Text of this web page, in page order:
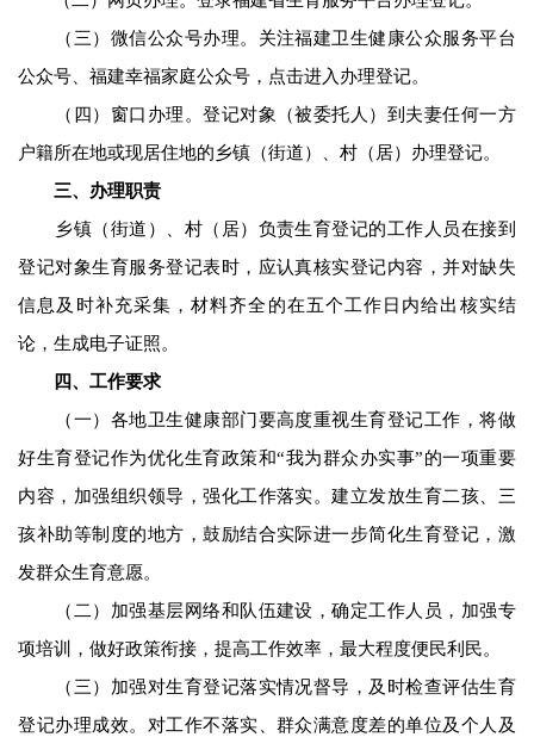
（三）微信公众号办理。关注福建卫生健康公众服务平台
公众号、福建幸福家庭公众号，点击进入办理登记。
（四）窗口办理。登记对象（被委托人）到夫妻任何一方
户籍所在地或现居住地的乡镇（街道）、村（居）办理登记。
三、办理职责
乡镇（街道）、村（居）负责生育登记的工作人员在接到
登记对象生育服务登记表时，应认真核实登记内容，并对缺失
信息及时补充采集，材料齐全的在五个工作日内给出核实结
论，生成电子证照。
四、工作要求
（一）各地卫生健康部门要高度重视生育登记工作，将做
好生育登记作为优化生育政策和“我为群众办实事”的一项重要
内容，加强组织领导，强化工作落实。建立发放生育二孩、三
孩补助等制度的地方，鼓励结合实际进一步简化生育登记，激
发群众生育意愿。
（二）加强基层网络和队伍建设，确定工作人员，加强专
项培训，做好政策衔接，提高工作效率，最大程度便民利民。
（三）加强对生育登记落实情况督导，及时检查评估生育
登记办理成效。对工作不落实、群众满意度差的单位及个人及